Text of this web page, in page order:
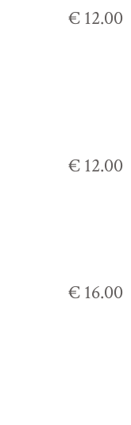
€ 12.00
€ 12.00
€ 16.00